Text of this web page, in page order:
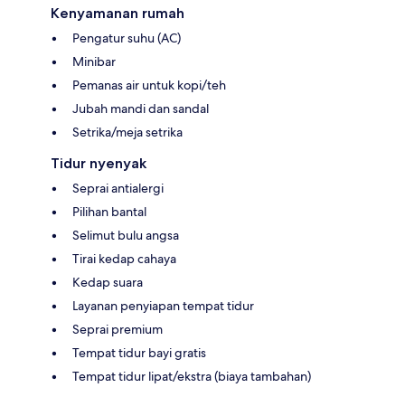
Kenyamanan rumah
Pengatur suhu (AC)
Minibar
Pemanas air untuk kopi/teh
Jubah mandi dan sandal
Setrika/meja setrika
Tidur nyenyak
Seprai antialergi
Pilihan bantal
Selimut bulu angsa
Tirai kedap cahaya
Kedap suara
Layanan penyiapan tempat tidur
Seprai premium
Tempat tidur bayi gratis
Tempat tidur lipat/ekstra (biaya tambahan)